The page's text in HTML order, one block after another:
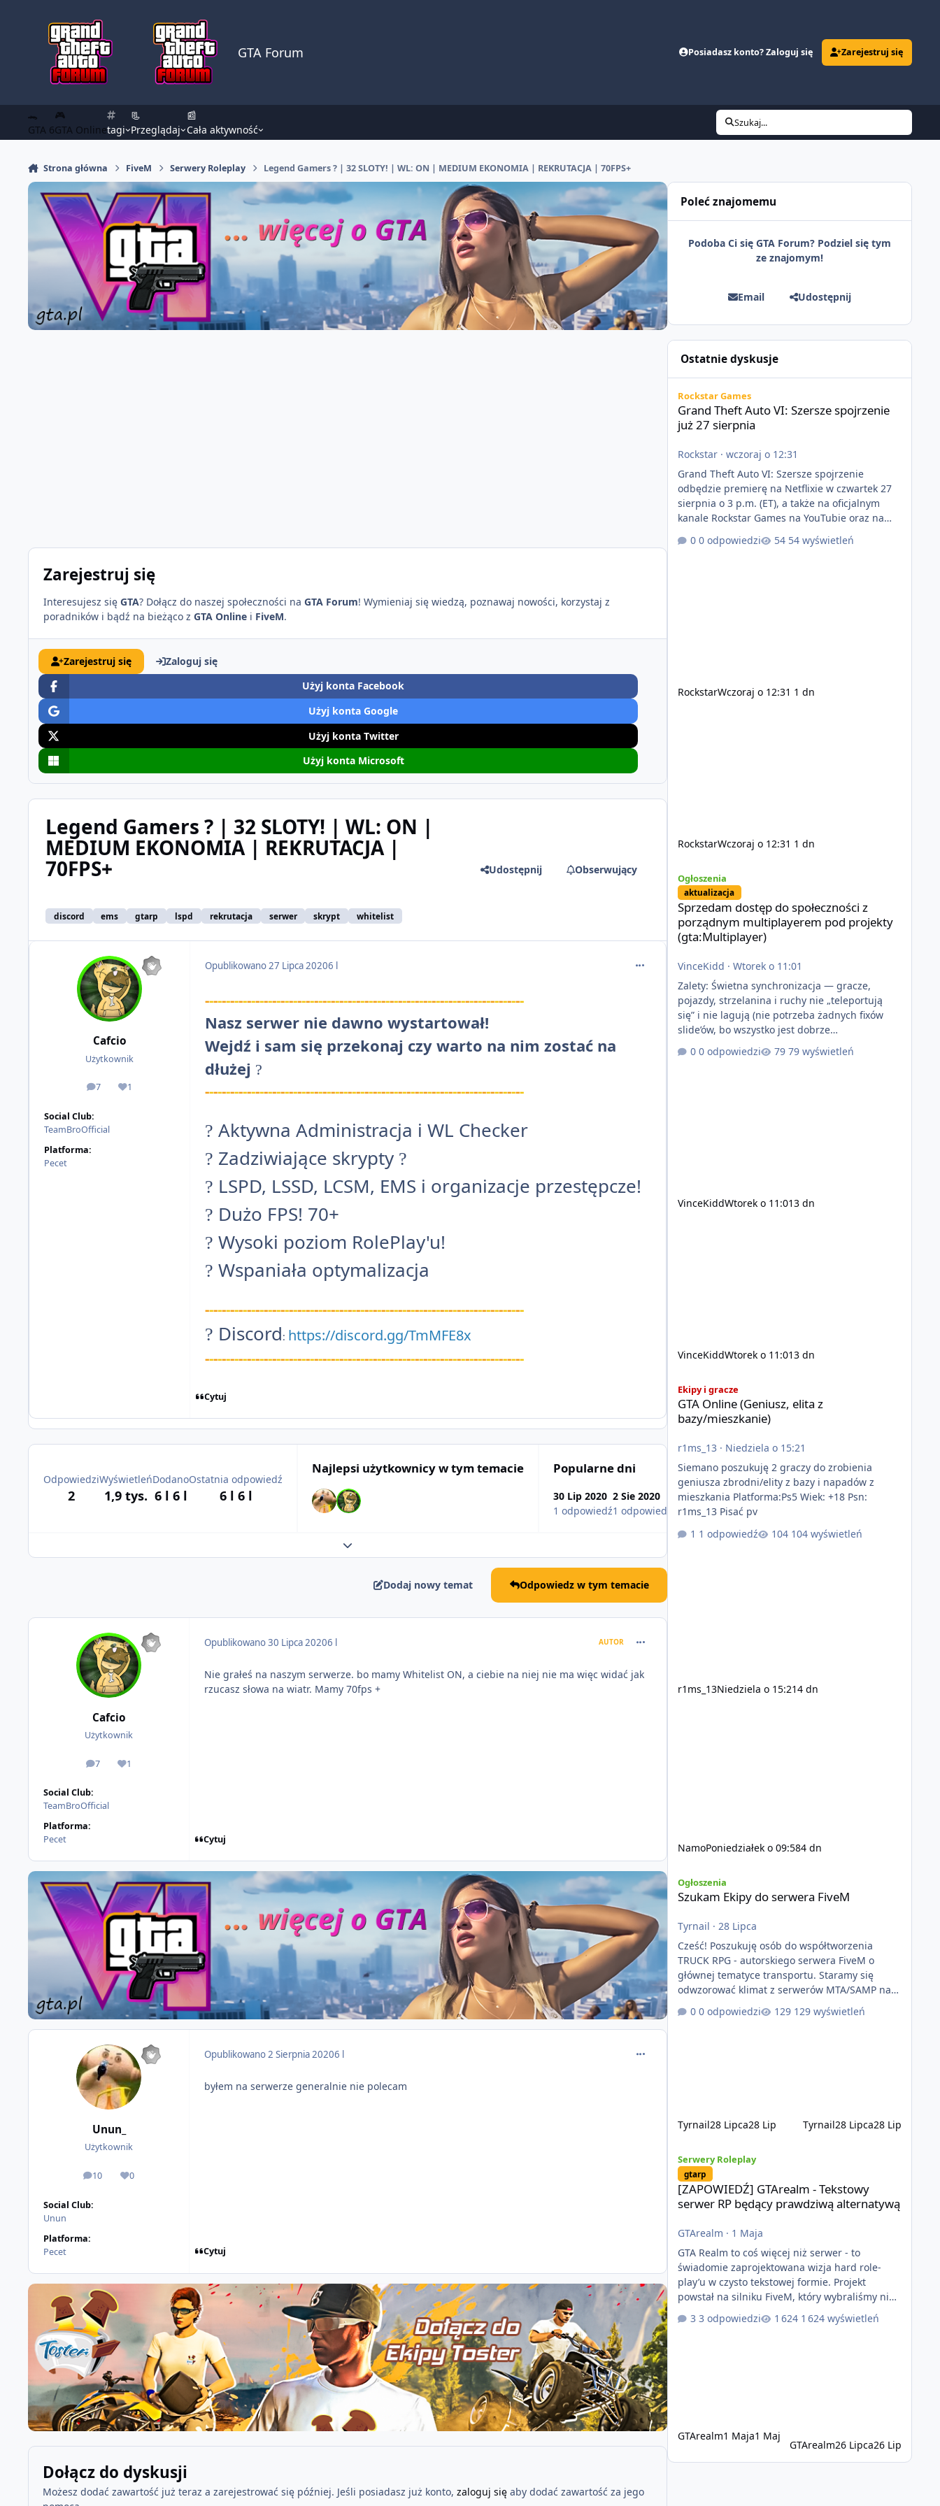
GTA Forum Posiadasz konto? Zaloguj się Zarejestruj się
🐊
GTA 6
🎮
GTA Onlinetagi
📃
Przeglądaj
📰
Cała aktywność
Szukaj...
Strona główna FiveM Serwery Roleplay Legend Gamers ? | 32 SLOTY! | WL: ON | MEDIUM EKONOMIA | REKRUTACJA | 70FPS+
Zarejestruj się
Interesujesz się GTA? Dołącz do naszej społeczności na GTA Forum! Wymieniaj się wiedzą, poznawaj nowości, korzystaj z
poradników i bądź na bieżąco z GTA Online i FiveM.
Zarejestruj się
Zaloguj się
Użyj konta Facebook
Użyj konta Google
Użyj konta Twitter
Użyj konta Microsoft
Legend Gamers ? | 32 SLOTY! | WL: ON |
MEDIUM EKONOMIA | REKRUTACJA |
70FPS+
discord ems gtarp lspd rekrutacja serwer skrypt whitelist
Udostępnij Obserwujący
Cafcio
Użytkownik
7
odpowiedzi
1
Reputacja
Social Club:
TeamBroOfficial
Platforma:
Pecet
Opublikowano27 Lipca 20206 l comment_59525
----------------------------------------------------------------------------
Nasz serwer nie dawno wystartował!
Wejdź i sam się przekonaj czy warto na nim zostać na
dłużej ?
----------------------------------------------------------------------------
? Aktywna Administracja i WL Checker
? Zadziwiające skrypty ?
? LSPD, LSSD, LCSM, EMS i organizacje przestępcze!
? Dużo FPS! 70+
? Wysoki poziom RolePlay'u!
? Wspaniała optymalizacja
----------------------------------------------------------------------------
? Discord: https://discord.gg/TmMFE8x
----------------------------------------------------------------------------
Cytuj
Odpowiedzi
2
Wyświetleń
1,9 tys.
Dodano
6 l 6 l
Ostatnia odpowiedź
6 l 6 l
Najlepsi użytkownicy w tym temacie Popularne dni
30 Lip 2020
1 odpowiedź
2 Sie 2020
1 odpowiedź
Rozwiń podsumowanie tematu
Dodaj nowy temat Odpowiedz w tym temacie
Cafcio
Użytkownik
7
odpowiedzi
1
Reputacja
Social Club:
TeamBroOfficial
Platforma:
Pecet
Opublikowano30 Lipca 20206 l AUTOR comment_59554
Nie grałeś na naszym serwerze. bo mamy Whitelist ON, a ciebie na niej nie ma więc widać jak
rzucasz słowa na wiatr. Mamy 70fps +
Cytuj
Unun_
Użytkownik
10
odpowiedzi
0
Reputacja
Social Club:
Unun
Platforma:
Pecet
Opublikowano2 Sierpnia 20206 l comment_59585
byłem na serwerze generalnie nie polecam
Cytuj
Dołącz do dyskusji
Możesz dodać zawartość już teraz a zarejestrować się później. Jeśli posiadasz już konto, zaloguj sięaby dodać zawartość za jego
Poleć znajomemu
Podoba Ci się GTA Forum? Podziel się tym
ze znajomym!
Email Udostępnij
Ostatnie dyskusje
Rockstar Games
Grand Theft Auto VI: Szersze spojrzenie
już 27 sierpnia
Rockstar· wczoraj o 12:31
Grand Theft Auto VI: Szersze spojrzenie
odbędzie premierę na Netflixie w czwartek 27
sierpnia o 3 p.m. (ET), a także na oficjalnym
kanale Rockstar Games na YouTubie oraz na
stronie Grand Theft Auto VI o 9 p.m. (ET) 27
sierpnia. https://netflix.com/GTAVI Grand Theft
0 odpowiedzi 54 wyświetleń
RockstarWczoraj o 12:31 1 dn
RockstarWczoraj o 12:31 1 dn
Ogłoszenia
aktualizacja
Sprzedam dostęp do społeczności z
porządnym multiplayerem pod projekty
(gta:Multiplayer)
VinceKidd · Wtorek o 11:01
Zalety: Świetna synchronizacja — gracze,
pojazdy, strzelanina i ruchy nie „teleportują
się” i nie lagują (nie potrzeba żadnych fixów
slide’ów, bo wszystko jest dobrze
zsynchronizowane i działa stabilnie) Ładne
wejście do gry + solidny antycheat na poziomie
0 odpowiedzi 79 wyświetleń
VinceKiddWtorek o 11:013 dn
VinceKiddWtorek o 11:013 dn
Ekipy i gracze
GTA Online (Geniusz, elita z
bazy/mieszkanie)
r1ms_13 · Niedziela o 15:21
Siemano poszukuję 2 graczy do zrobienia
geniusza zbrodni/elity z bazy i napadów z
mieszkania Platforma:Ps5 Wiek: +18 Psn:
r1ms_13 Pisać pv
1 odpowiedź
104 wyświetleń
r1ms_13Niedziela o 15:214 dn
NamoPoniedziałek o 09:584 dn
Ogłoszenia
Szukam Ekipy do serwera FiveM
Tyrnail · 28 Lipca
Cześć! Poszukuję osób do współtworzenia
TRUCK RPG - autorskiego serwera FiveM o
głównej tematyce transportu. Staramy się
odwzorować klimat z serwerów MTA/SAMP na
platformie FIveM. Oczywiście nie zabraknie
kontentu dla graczy którzy chcą robić coś
0 odpowiedzi 129 wyświetleń
Tyrnail28 Lipca28 Lip Tyrnail28 Lipca28 Lip
Serwery Roleplay
gtarp
[ZAPOWIEDŹ] GTArealm - Tekstowy
serwer RP będący prawdziwą alternatywą
GTArealm · 1 Maja
GTA Realm to coś więcej niż serwer - to
świadomie zaprojektowana wizja hard role-
play’u w czysto tekstowej formie. Projekt
powstał na silniku FiveM, który wybraliśmy nie
bez powodu. To platforma oferująca ogromną
elastyczność i znacznie szybszy rozwój
3 odpowiedzi 1 624 wyświetleń
GTArealm1 Maja1 Maj
GTArealm26 Lipca26 Lip